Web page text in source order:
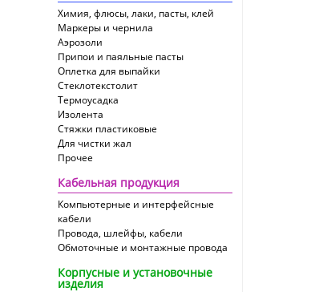
Химия, флюсы, лаки, пасты, клей
Маркеры и чернила
Аэрозоли
Припои и паяльные пасты
Оплетка для выпайки
Cтеклотекстолит
Термоусадка
Изолента
Стяжки пластиковые
Для чистки жал
Прочее
Кабельная продукция
Компьютерные и интерфейсные
кабели
Провода, шлейфы, кабели
Обмоточные и монтажные провода
Корпусные и установочные
изделия